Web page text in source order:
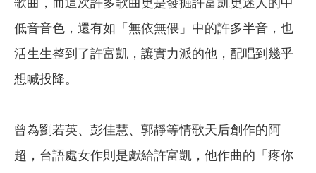
歌曲，而這次許多歌曲更是發掘許富凱更迷人的中
低音音色，還有如「無依無偎」中的許多半音，也
活生生整到了許富凱，讓實力派的他，配唱到幾乎
想喊投降。
曾為劉若英、彭佳慧、郭靜等情歌天后創作的阿
超，台語處女作則是獻給許富凱，他作曲的「疼你